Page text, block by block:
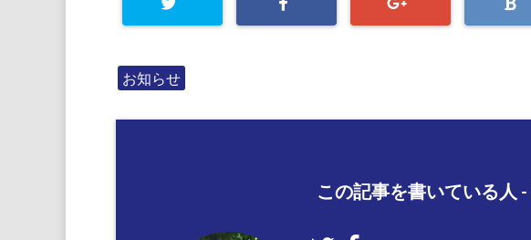
お知らせ
この記事を書いている人 -